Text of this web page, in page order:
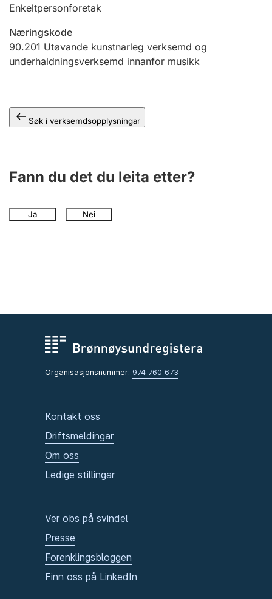
Andre tema
Enkeltpersonforetak
Næringskode
90.201 Utøvande kunstnarleg verksemd og
underhaldningsverksemd innanfor musikk
Søk i verksemdsopplysningar
Fann du det du leita etter?
Ja Nei
Organisasjonsnummer: 974 760 673
Kontakt oss
Driftsmeldingar
Om oss
Ledige stillingar
Ver obs på svindel
Presse
Forenklingsbloggen
Finn oss på LinkedIn